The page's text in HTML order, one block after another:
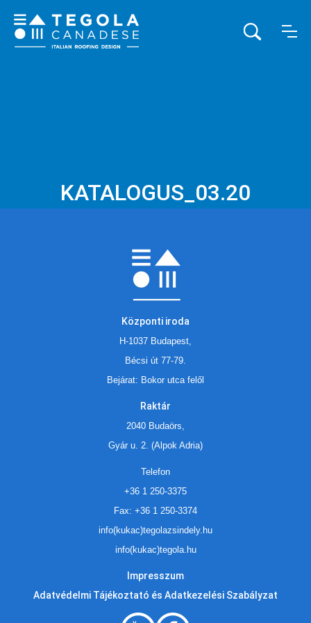
KATALOGUS_03.20
Központi iroda
H-1037 Budapest,
Bécsi út 77-79.
Bejárat: Bokor utca felől
Raktár
2040 Budaörs,
Gyár u. 2. (Alpok Adria)
Telefon
+36 1 250-3375
Fax: +36 1 250-3374
info(kukac)tegolazsindely.hu
info(kukac)tegola.hu
Impresszum
Adatvédelmi Tájékoztató és Adatkezelési Szabályzat